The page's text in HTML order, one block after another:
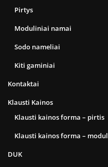
Pirtys
Moduliniai namai
Sodo nameliai
Kiti gaminiai
Kontaktai
Klausti Kainos
Klausti kainos forma – pirtis
Klausti kainos forma –
DUK